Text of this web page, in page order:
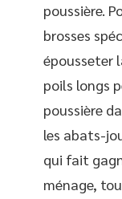
poussière.
brosses
épousseter
poils longs
poussière
les abats-
qui fait
ménage,